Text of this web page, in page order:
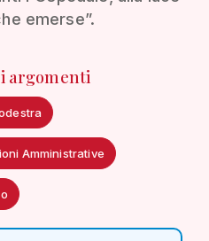
emerse”.
argomenti
Amministrative